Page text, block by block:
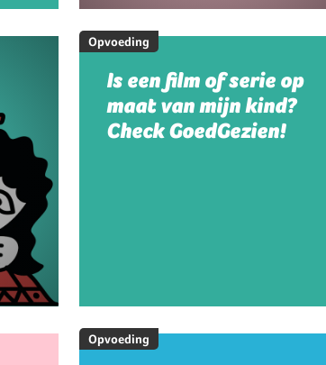
Opvoeding
Is een film of serie op
maat van mijn kind?
Check GoedGezien!
Opvoeding